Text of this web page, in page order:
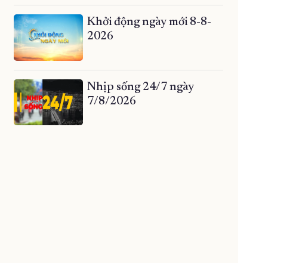
Khởi động ngày mới 8-8-
2026
Nhịp sống 24/7 ngày
7/8/2026